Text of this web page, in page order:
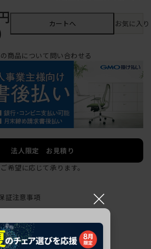
カートへ お気に入
商品について問い合わせる
法人限定 お見積り
ご希望に応じて承ります。
証注意事項 ×